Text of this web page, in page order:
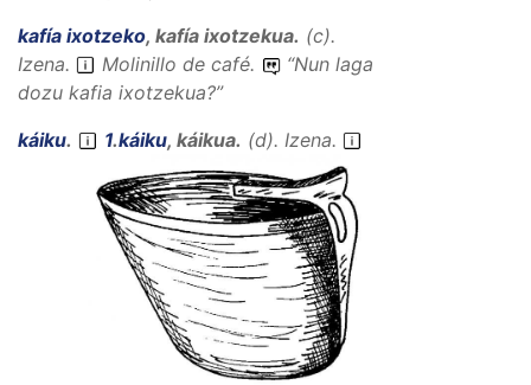
kafía ixotzeko, kafía ixotzekua. (c).
Izena. Molinillo de café. “Nun laga
dozu kafia ixotzekua?”
káiku. 1.káiku, káikua. (d). Izena.